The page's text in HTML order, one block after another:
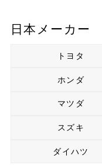
日本メーカー
トヨタ
ホンダ
マツダ
スズキ
ダイハツ